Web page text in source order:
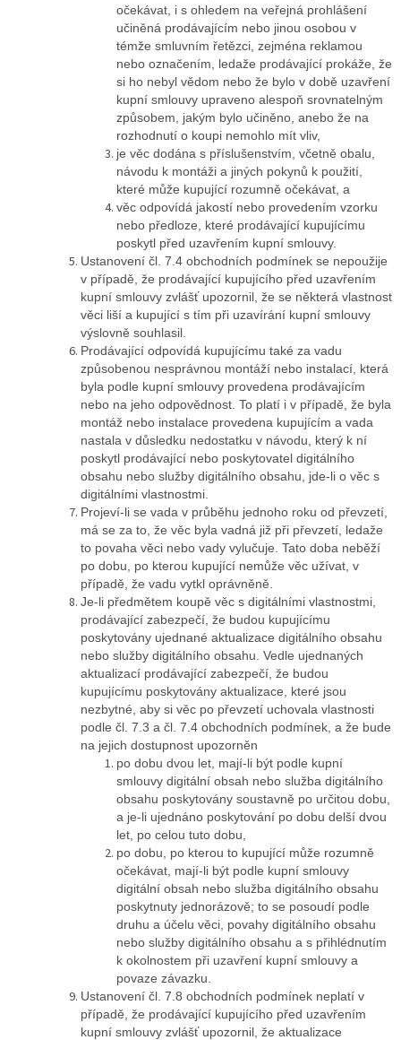
očekávat, i s ohledem na veřejná prohlášení
učiněná prodávajícím nebo jinou osobou v
témže smluvním řetězci, zejména reklamou
nebo označením, ledaže prodávající prokáže, že
si ho nebyl vědom nebo že bylo v době uzavření
kupní smlouvy upraveno alespoň srovnatelným
způsobem, jakým bylo učiněno, anebo že na
rozhodnutí o koupi nemohlo mít vliv,
je věc dodána s příslušenstvím, včetně obalu,
návodu k montáži a jiných pokynů k použití,
které může kupující rozumně očekávat, a
věc odpovídá jakostí nebo provedením vzorku
nebo předloze, které prodávající kupujícímu
poskytl před uzavřením kupní smlouvy.
Ustanovení čl. 7.4 obchodních podmínek se nepoužije
v případě, že prodávající kupujícího před uzavřením
kupní smlouvy zvlášť upozornil, že se některá vlastnost
věci liší a kupující s tím při uzavírání kupní smlouvy
výslovně souhlasil.
Prodávající odpovídá kupujícímu také za vadu
způsobenou nesprávnou montáží nebo instalací, která
byla podle kupní smlouvy provedena prodávajícím
nebo na jeho odpovědnost. To platí i v případě, že byla
montáž nebo instalace provedena kupujícím a vada
nastala v důsledku nedostatku v návodu, který k ní
poskytl prodávající nebo poskytovatel digitálního
obsahu nebo služby digitálního obsahu, jde-li o věc s
digitálními vlastnostmi.
Projeví-li se vada v průběhu jednoho roku od převzetí,
má se za to, že věc byla vadná již při převzetí, ledaže
to povaha věci nebo vady vylučuje. Tato doba neběží
po dobu, po kterou kupující nemůže věc užívat, v
případě, že vadu vytkl oprávněně.
Je-li předmětem koupě věc s digitálními vlastnostmi,
prodávající zabezpečí, že budou kupujícímu
poskytovány ujednané aktualizace digitálního obsahu
nebo služby digitálního obsahu. Vedle ujednaných
aktualizací prodávající zabezpečí, že budou
kupujícímu poskytovány aktualizace, které jsou
nezbytné, aby si věc po převzetí uchovala vlastnosti
podle čl. 7.3 a čl. 7.4 obchodních podmínek, a že bude
na jejich dostupnost upozorněn
po dobu dvou let, mají-li být podle kupní
smlouvy digitální obsah nebo služba digitálního
obsahu poskytovány soustavně po určitou dobu,
a je-li ujednáno poskytování po dobu delší dvou
let, po celou tuto dobu,
po dobu, po kterou to kupující může rozumně
očekávat, mají-li být podle kupní smlouvy
digitální obsah nebo služba digitálního obsahu
poskytnuty jednorázově; to se posoudí podle
druhu a účelu věci, povahy digitálního obsahu
nebo služby digitálního obsahu a s přihlédnutím
k okolnostem při uzavření kupní smlouvy a
povaze závazku.
Ustanovení čl. 7.8 obchodních podmínek neplatí v
případě, že prodávající kupujícího před uzavřením
kupní smlouvy zvlášť upozornil, že aktualizace